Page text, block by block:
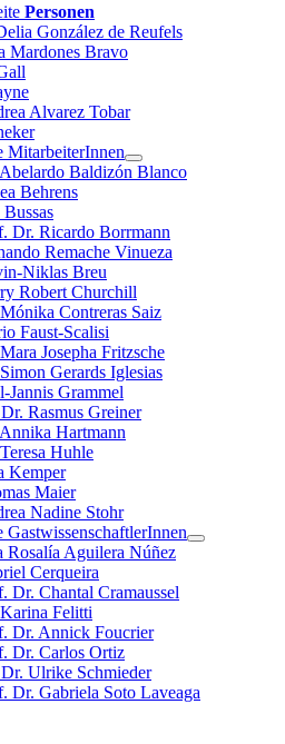
Personen
González de Reufels
Mardones Bravo
Alvarez Tobar
MitarbeiterInnen
Baldizón Blanco
Behrens
Dr. Ricardo Borrmann
Remache Vinueza
Niklas Breu
Robert Churchill
Contreras Saiz
Faust-Scalisi
Josepha Fritzsche
Gerards Iglesias
Jannis Grammel
Rasmus Greiner
Hartmann
Huhle
Kemper
Maier
Nadine Stohr
GastwissenschaftlerInnen
Rosalía Aguilera Núñez
Cerqueira
Dr. Chantal Cramaussel
Felitti
Dr. Annick Foucrier
Dr. Carlos Ortiz
Ulrike Schmieder
Dr. Gabriela Soto Laveaga